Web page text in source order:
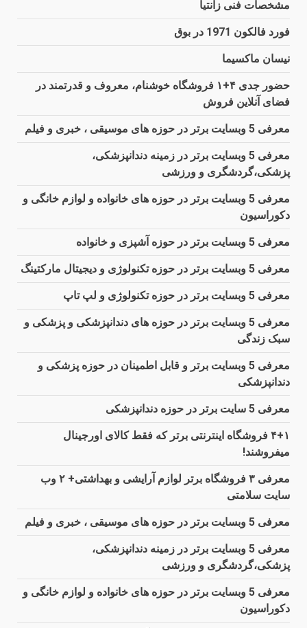
مشخصات فنی زانتیا
فورد فالکون 1971 در بوق
نیسان ماکسیما
حضور جدی ۴+۱ فروشگاه خوشنام، معروف و قدرتمند در
فضای آنلاین فروش
معرفی 5 وبسایت برتر در حوزه های موسیقی ، خبری و فیلم
معرفی 5 وبسایت برتر در زمینه دندانپزشکی،
پزشکی،گردشگری و ورزشی
معرفی 5 وبسایت برتر در حوزه های خانواده و لوازم خانگی و
دکوراسیون
معرفی 5 وبسایت برتر در حوزه آشپزی و خانواده
معرفی 5 وبسایت برتر در حوزه تکنولوژی و دیجیتال مارکتینگ
معرفی 5 وبسایت برتر در حوزه تکنولوژی و لپ تاپ
معرفی 5 وبسایت برتر در حوزه های دندانپزشکی و پزشکی و
سبک زندگی
معرفی 5 وبسایت برتر و قابل اطمینان در حوزه پزشکی و
دندانپزشکی
معرفی 5 سایت برتر در حوزه دندانپزشکی
۴+۱ فروشگاه اینترنتی برتر که فقط کالای اورجینال
میفروشند!
معرفی ۳ فروشگاه برتر لوازم آرایشی و بهداشتی+ ۲ وب
سایت سلامتی
معرفی 5 وبسایت برتر در حوزه های موسیقی ، خبری و فیلم
معرفی 5 وبسایت برتر در زمینه دندانپزشکی،
پزشکی،گردشگری و ورزشی
معرفی 5 وبسایت برتر در حوزه های خانواده و لوازم خانگی و
دکوراسیون